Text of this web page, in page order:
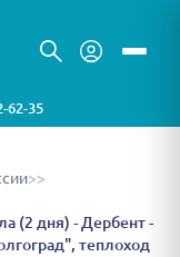
62-35
>>
(2 дня) - Дербент -
теплоход